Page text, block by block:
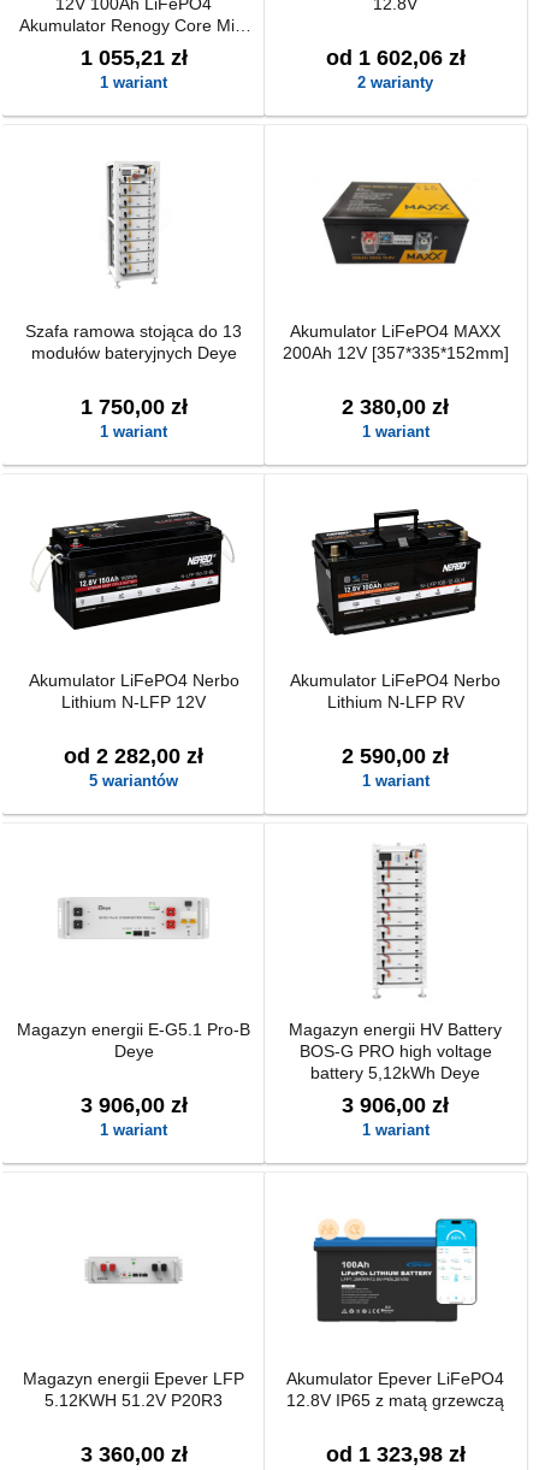
Akumulator Renogy Core Mini
12V 100Ah LiFePO4
1 055,21 zł
1 wariant
od 1 602,06 zł
2 warianty
Szafa ramowa stojąca do 13
modułów bateryjnych Deye
1 750,00 zł
1 wariant
Akumulator LiFePO4 MAXX
200Ah 12V [357*335*152mm]
2 380,00 zł
1 wariant
Akumulator LiFePO4 Nerbo
Lithium N-LFP 12V
od 2 282,00 zł
5 wariantów
Akumulator LiFePO4 Nerbo
Lithium N-LFP RV
2 590,00 zł
1 wariant
Magazyn energii E-G5.1 Pro-B
Deye
3 906,00 zł
1 wariant
Magazyn energii HV Battery
BOS-G PRO high voltage
battery 5,12kWh Deye
3 906,00 zł
1 wariant
Magazyn energii Epever LFP
5.12KWH 51.2V P20R3
3 360,00 zł
Akumulator Epever LiFePO4
12.8V IP65 z matą grzewczą
od 1 323,98 zł